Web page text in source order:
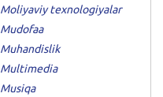
Moliyaviy texnologiyalar
Mudofaa
Muhandislik
Multimedia
Musiqa